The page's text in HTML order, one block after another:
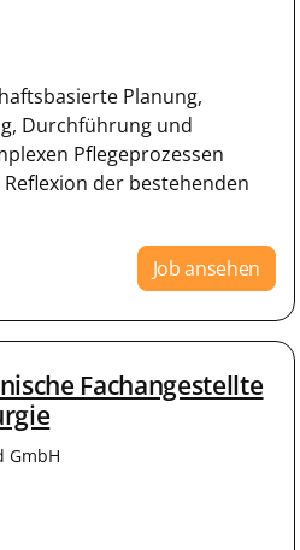
Planung,
Durchführung und
Pflegeprozessen
der bestehenden
Job ansehen
Fachangestellte
GmbH